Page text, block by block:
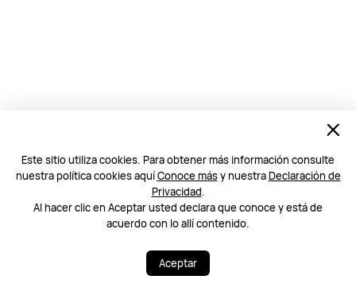
Este sitio utiliza cookies. Para obtener más información consulte
nuestra política cookies aquíConoce másy nuestraDeclaración de
Privacidad.
Al hacer clic en Aceptar usted declara que conoce y está de
acuerdo con lo allí contenido.
Aceptar